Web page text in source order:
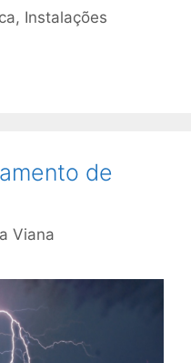
, Instalações
de
Viana